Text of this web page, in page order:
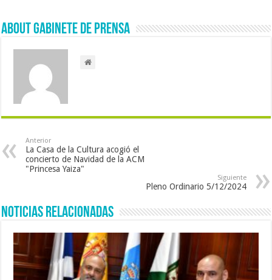
About Gabinete de Prensa
Anterior
La Casa de la Cultura acogió el
concierto de Navidad de la ACM
"Princesa Yaiza"
Siguiente
Pleno Ordinario 5/12/2024
Noticias Relacionadas